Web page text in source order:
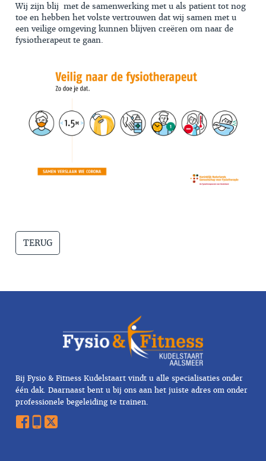
Wij zijn blij met de samenwerking met u als patient tot nog
toe en hebben het volste vertrouwen dat wij samen met u
een veilige omgeving kunnen blijven creëren om naar de
fysiotherapeut te gaan.
TERUG
Bij Fysio & Fitness Kudelstaart vindt u alle specialisaties onder
één dak. Daarnaast bent u bij ons aan het juiste adres om onder
professionele begeleiding te trainen.